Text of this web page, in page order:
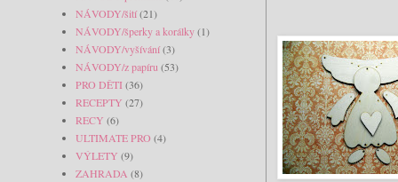
NÁVODY/šití(21)
NÁVODY/šperky a korálky(1)
NÁVODY/vyšívání(3)
NÁVODY/z papíru (53)
PRO DĚTI(36)
RECEPTY (27)
RECY (6)
ULTIMATE PRO (4)
VÝLETY (9)
ZAHRADA (8)